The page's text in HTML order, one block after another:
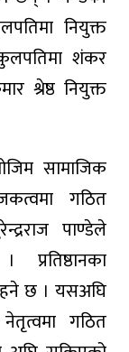
नियुक्त
शंकर
श्रेष्ठ नियुक्त
सामाजिक
गठित
पाण्डेले
छ । यसअघि
गठित